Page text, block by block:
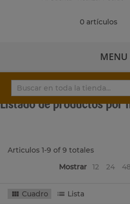
0 artículos
MENU
Listado de productos por
Articulos 1-9 of 9 totales
12
24 48
Mostrar
Cuadro Lista